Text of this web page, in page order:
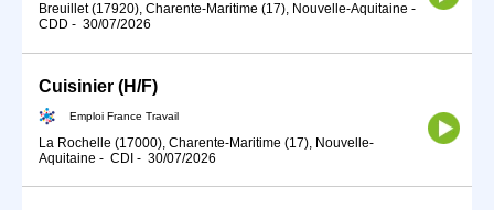
Breuillet (17920), Charente-Maritime (17), Nouvelle-Aquitaine -
CDD - 30/07/2026
Cuisinier (H/F)
Emploi France Travail
La Rochelle (17000), Charente-Maritime (17), Nouvelle-
Aquitaine - CDI - 30/07/2026